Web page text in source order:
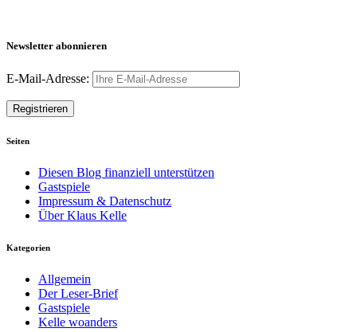
Newsletter abonnieren
E-Mail-Adresse:
Seiten
Diesen Blog finanziell unterstützen
Gastspiele
Impressum & Datenschutz
Über Klaus Kelle
Kategorien
Allgemein
Der Leser-Brief
Gastspiele
Kelle woanders